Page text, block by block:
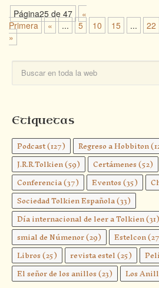
Página25 de 47
«
Primera
« ... 5 10 15 ... 22
»
Etiquetas
Podcast(127) Regreso a Hobbiton
J.R.R.Tolkien(59) Certámenes(52)
Conferencia(37) Eventos(35)
Sociedad Tolkien Española(33)
Día internacional de leer a Tolkien(31)
smial de Númenor(29) Estelcon
Libros(25) revista estel(25)
El señor de los anillos(23) Los